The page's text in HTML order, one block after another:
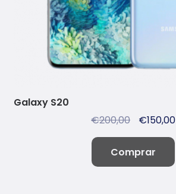
Galaxy S20
€200,00 €150,00
Comprar